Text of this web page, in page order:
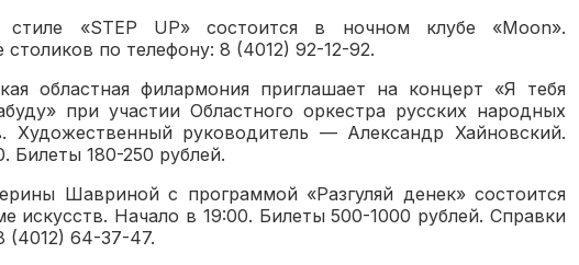
стиле «STEP UP» состоится в ночном клубе «Moon».
по телефону: 8 (4012) 92-12-92.
областная филармония приглашает на концерт «Я тебя
при участии Областного оркестра русских народных
Художественный руководитель — Александр Хайновский.
Билеты 180-250 рублей.
Шавриной c программой «Разгуляй денек» состоится
искусств. Начало в 19:00. Билеты 500-1000 рублей. Справки
(4012) 64-37-47.